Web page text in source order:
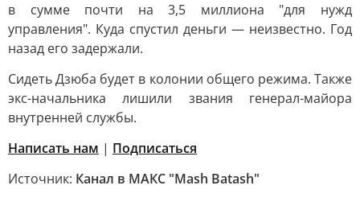
в сумме почти на 3,5 миллиона "для нужд
управления". Куда спустил деньги — неизвестно. Год
назад его задержали.
Сидеть Дзюба будет в колонии общего режима. Также
экс-начальника лишили звания генерал-майора
внутренней службы.
Написать нам | Подписаться
Источник: Канал в МАКС "Mash Batash"